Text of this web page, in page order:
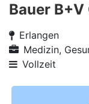
Bauer
Erlangen
Medizin,
Vollzeit